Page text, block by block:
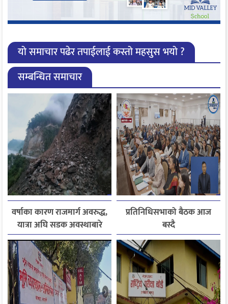
यो समाचार पढेर तपाईलाई कस्तो महसुस भयो ?
सम्बन्धित समाचार
वर्षाका कारण राजमार्ग अवरुद्ध,
यात्रा अघि सडक अवस्थाबारे
जानकारी लिन आग्रह
प्रतिनिधिसभाको बैठक आज
बस्दै